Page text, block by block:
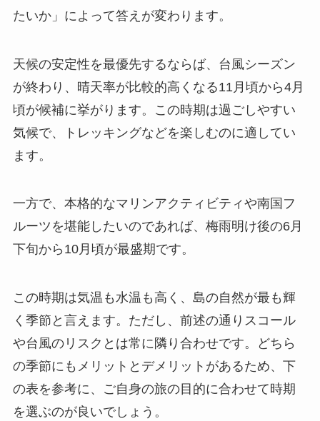
たいか」によって答えが変わります。
天候の安定性を最優先するならば、台風シーズン
が終わり、晴天率が比較的高くなる11月頃から4月
頃が候補に挙がります。この時期は過ごしやすい
気候で、トレッキングなどを楽しむのに適してい
ます。
一方で、本格的なマリンアクティビティや南国フ
ルーツを堪能したいのであれば、梅雨明け後の6月
下旬から10月頃が最盛期です。
この時期は気温も水温も高く、島の自然が最も輝
く季節と言えます。ただし、前述の通りスコール
や台風のリスクとは常に隣り合わせです。どちら
の季節にもメリットとデメリットがあるため、下
の表を参考に、ご自身の旅の目的に合わせて時期
を選ぶのが良いでしょう。